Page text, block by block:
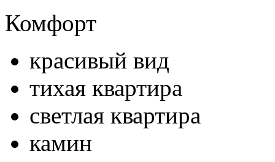
Комфорт
красивый вид
тихая квартира
светлая квартира
камин